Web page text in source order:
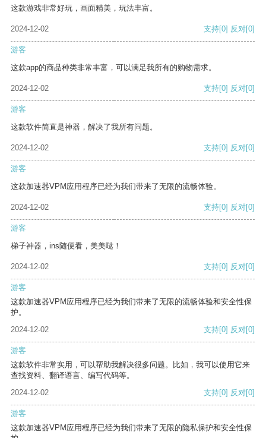
这款游戏非常好玩，画面精美，玩法丰富。
2024-12-02 支持[0] 反对[0]
游客
这款app的商品种类非常丰富，可以满足我所有的购物需求。
2024-12-02 支持[0] 反对[0]
游客
这款软件简直是神器，解决了我所有问题。
2024-12-02 支持[0] 反对[0]
游客
这款加速器VPM应用程序已经为我们带来了无限的流畅体验。
2024-12-02 支持[0] 反对[0]
游客
梯子神器，ins随便看，美美哒！
2024-12-02 支持[0] 反对[0]
游客
这款加速器VPM应用程序已经为我们带来了无限的流畅体验和安全性保
护。
2024-12-02
支持[0] 反对[0]
游客
这款软件非常实用，可以帮助我解决很多问题。比如，我可以使用它来
查找资料、翻译语言、编写代码等。
2024-12-02
支持[0] 反对[0]
游客
这款加速器VPM应用程序已经为我们带来了无限的隐私保护和安全性保